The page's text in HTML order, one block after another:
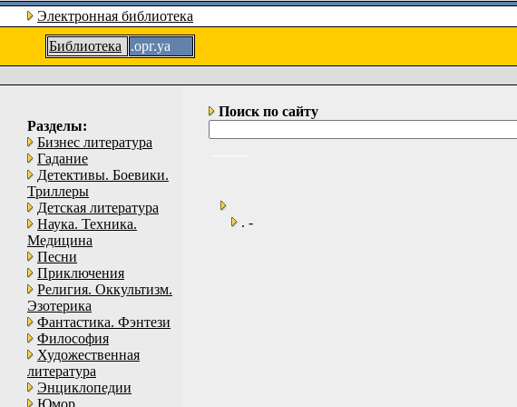
Электронная библиотека
Библиотека
.орг.уа
Разделы:
Бизнес литература
Гадание
Детективы. Боевики.
Триллеры
Детская литература
Наука. Техника.
Медицина
Песни
Приключения
Религия. Оккультизм.
Эзотерика
Фантастика. Фэнтези
Философия
Художественная
литература
Энциклопедии
Юмор
Поиск по сайту
. -